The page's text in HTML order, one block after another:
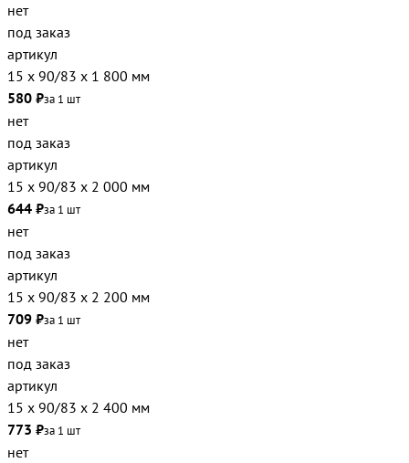
нет
под заказ
артикул
15 х 90/83 х 1 800 мм
580 ₽за 1 шт
нет
под заказ
артикул
15 х 90/83 х 2 000 мм
644 ₽за 1 шт
нет
под заказ
артикул
15 х 90/83 х 2 200 мм
709 ₽за 1 шт
нет
под заказ
артикул
15 х 90/83 х 2 400 мм
773 ₽за 1 шт
нет